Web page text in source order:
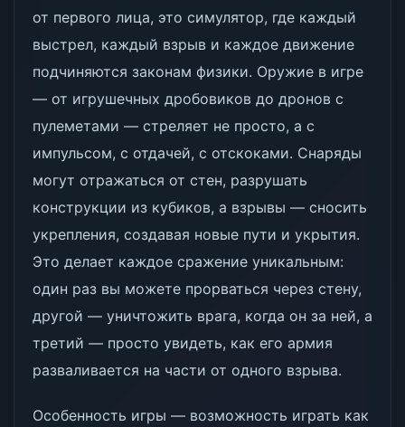
от первого лица, это симулятор, где каждый
выстрел, каждый взрыв и каждое движение
подчиняются законам физики. Оружие в игре
— от игрушечных дробовиков до дронов с
пулеметами — стреляет не просто, а с
импульсом, с отдачей, с отскоками. Снаряды
могут отражаться от стен, разрушать
конструкции из кубиков, а взрывы — сносить
укрепления, создавая новые пути и укрытия.
Это делает каждое сражение уникальным:
один раз вы можете прорваться через стену,
другой — уничтожить врага, когда он за ней, а
третий — просто увидеть, как его армия
разваливается на части от одного взрыва.
Особенность игры — возможность играть как